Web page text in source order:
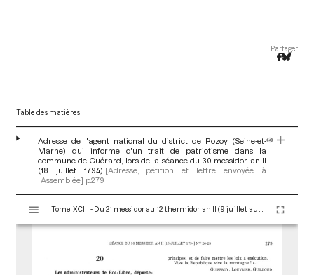
Partager
Table des matières
Adresse de l'agent national du district de Rozoy (Seine-et-
Marne) qui informe d'un trait de patriotisme dans la
commune de Guérard, lors de la séance du 30 messidor an II
(18 juillet 1794) [Adresse, pétition et lettre envoyée à
l’Assemblée] p.279
s